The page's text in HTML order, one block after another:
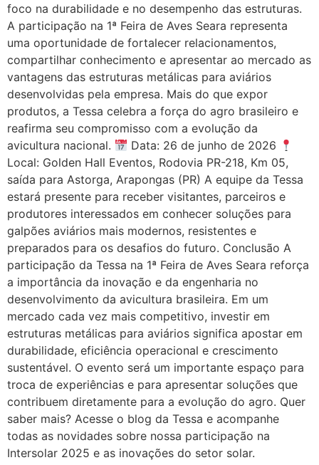
foco na durabilidade e no desempenho das estruturas.
A participação na 1ª Feira de Aves Seara representa
uma oportunidade de fortalecer relacionamentos,
compartilhar conhecimento e apresentar ao mercado as
vantagens das estruturas metálicas para aviários
desenvolvidas pela empresa. Mais do que expor
produtos, a Tessa celebra a força do agro brasileiro e
reafirma seu compromisso com a evolução da
avicultura nacional.
Data: 26 de junho de 2026
Local: Golden Hall Eventos, Rodovia PR-218, Km 05,
saída para Astorga, Arapongas (PR) A equipe da Tessa
estará presente para receber visitantes, parceiros e
produtores interessados em conhecer soluções para
galpões aviários mais modernos, resistentes e
preparados para os desafios do futuro. Conclusão A
participação da Tessa na 1ª Feira de Aves Seara reforça
a importância da inovação e da engenharia no
desenvolvimento da avicultura brasileira. Em um
mercado cada vez mais competitivo, investir em
estruturas metálicas para aviários significa apostar em
durabilidade, eficiência operacional e crescimento
sustentável. O evento será um importante espaço para
troca de experiências e para apresentar soluções que
contribuem diretamente para a evolução do agro. Quer
saber mais? Acesse o blog da Tessa e acompanhe
todas as novidades sobre nossa participação na
Intersolar 2025 e as inovações do setor solar.